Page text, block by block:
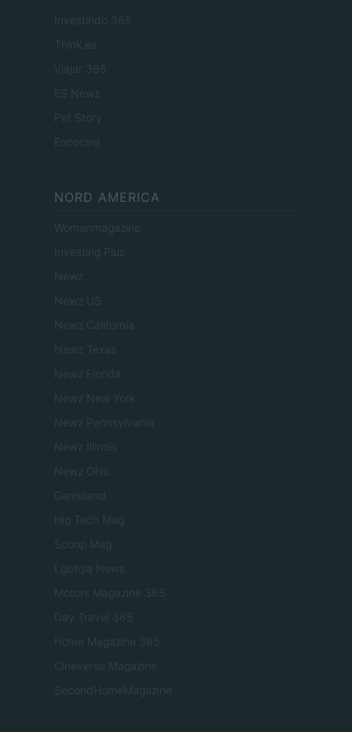
Investindo 365
Think.es
Viajar 365
ES Newz
Pet Story
Encocina
NORD AMERICA
Womanmagazine
Investing Plus
Newz
Newz US
Newz California
Newz Texas
Newz Florida
Newz New York
Newz Pennsylvania
Newz Illinois
Newz Ohio
Gameland
Hig Tech Mag
Scoop Mag
Lgbtqia News
Motors Magazine 365
Day Travel 365
Home Magazine 365
Cineverse Magazine
SecondHomeMagazine